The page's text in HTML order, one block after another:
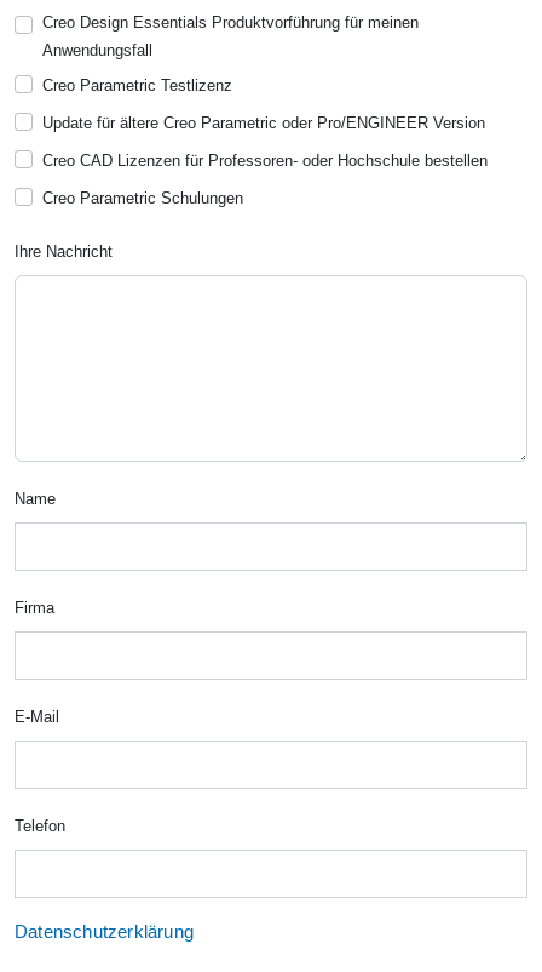
Creo Design Essentials Produktvorführung für meinen
Anwendungsfall
Creo Parametric Testlizenz
Update für ältere Creo Parametric oder Pro/ENGINEER Version
Creo CAD Lizenzen für Professoren- oder Hochschule bestellen
Creo Parametric Schulungen
Ihre Nachricht
Name
Firma
E-Mail
Telefon
Datenschutzerklärung